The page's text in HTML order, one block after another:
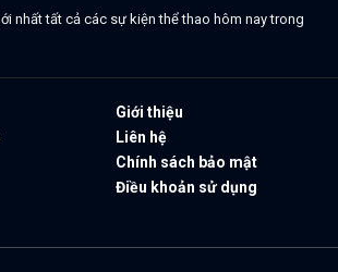
nhất tất cả các sự kiện thể thao hôm nay trong
Giới thiệu
Liên hệ
Chính sách bảo mật
Điều khoản sử dụng